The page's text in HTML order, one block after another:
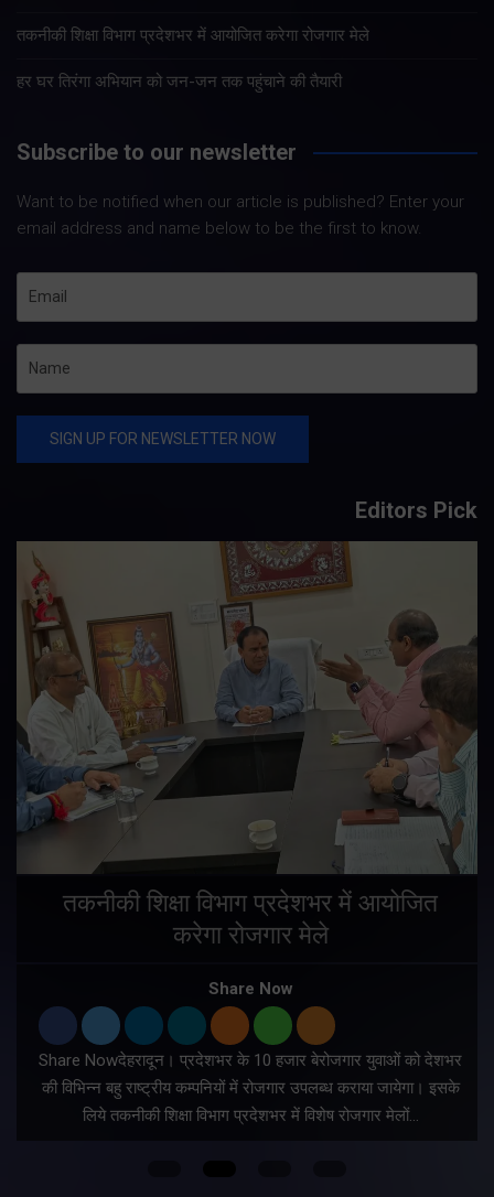
तकनीकी शिक्षा विभाग प्रदेशभर में आयोजित करेगा रोजगार मेले
हर घर तिरंगा अभियान को जन-जन तक पहुंचाने की तैयारी
Subscribe to our newsletter
Want to be notified when our article is published? Enter your
email address and name below to be the first to know.
Editors Pick
तकनीकी शिक्षा विभाग प्रदेशभर में आयोजित
करेगा रोजगार मेले
Share Now
Share Nowदेहरादून। प्रदेशभर के 10 हजार बेरोजगार युवाओं को देशभर
की विभिन्न बहु राष्ट्रीय कम्पनियों में रोजगार उपलब्ध कराया जायेगा। इसके
लिये तकनीकी शिक्षा विभाग प्रदेशभर में विशेष रोजगार मेलों…